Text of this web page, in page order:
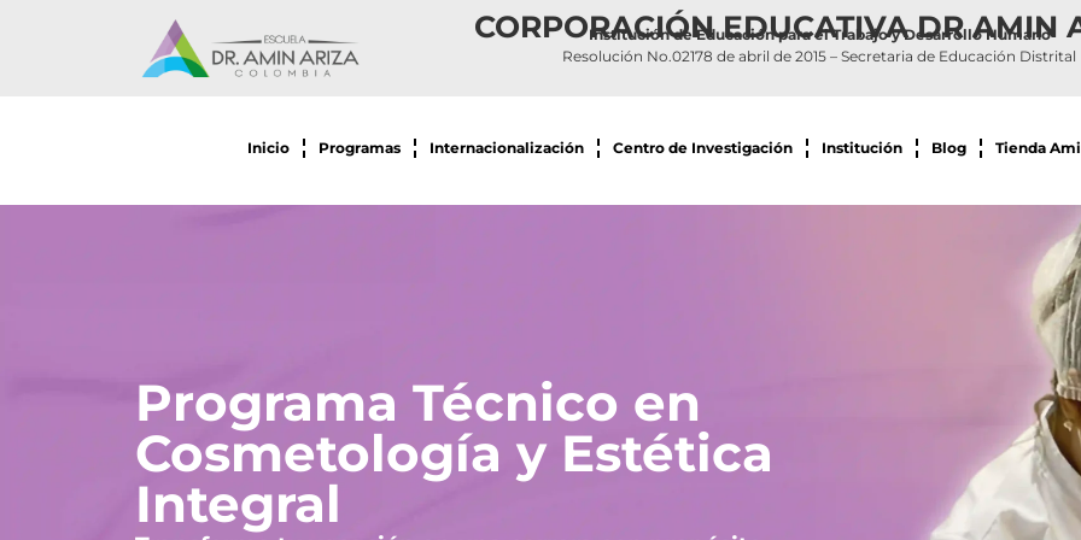
CORPORACIÓN EDUCATIVA DR AMIN
Institución de Educación para el Trabajo y Desarrollo Humano
Resolución No.02178 de abril de 2015 – Secretaria de Educación Distrital
Inicio Programas Internacionalización Centro de Investigación Institución Blog Tienda
Programa Técnico en
Cosmetología y Estética
Integral